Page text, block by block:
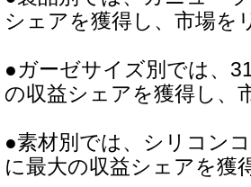
シェアを獲得し、市場を
●ガーゼサイズ別では、
の収益シェアを獲得し、
●素材別では、シリコン
に最大の収益シェアを獲